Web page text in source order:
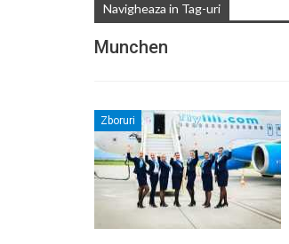
Navigheaza in Tag-uri
Munchen
Zboruri